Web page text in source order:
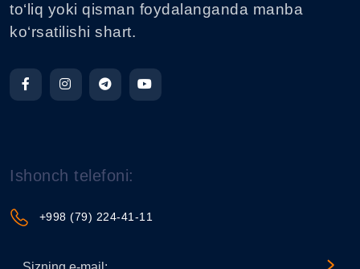
to‘liq yoki qisman foydalanganda manba
ko‘rsatilishi shart.
Ishonch telefoni:
+998 (79) 224-41-11